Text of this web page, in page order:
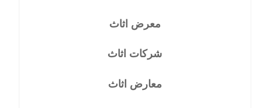
معرض اثاث
شركات اثاث
معارض اثاث